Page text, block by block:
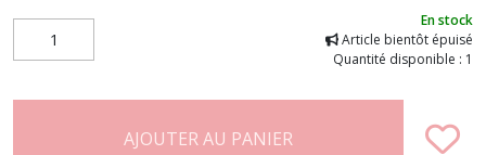
En stock
Article bientôt épuisé
Quantité disponible : 1
AJOUTER AU PANIER